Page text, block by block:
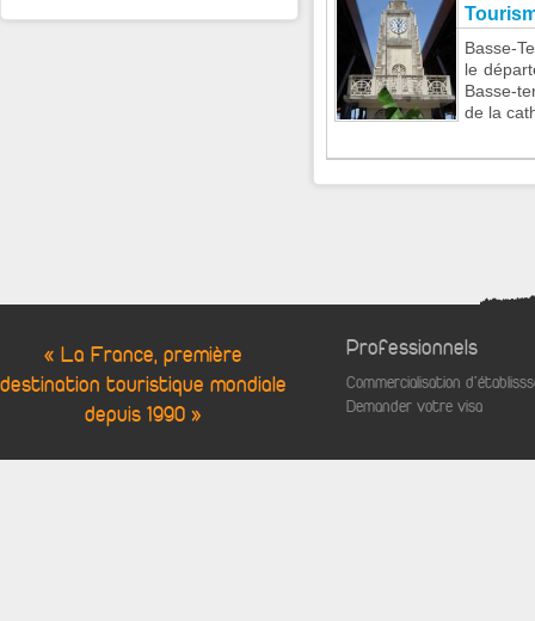
Basse-
le
Basse-
de la
« La France, première
destination touristique mondiale
depuis 1990 »
Professionnels
Commercialisation
Demander votre visa